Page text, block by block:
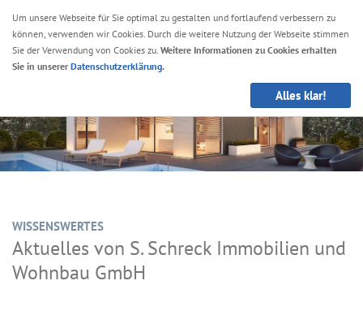
WISSENSWERTES
Aktuelles von S. Schreck Immobilien und
Wohnbau GmbH
Um unsere Webseite für Sie optimal zu gestalten und fortlaufend verbessern zu
können, verwenden wir Cookies. Durch die weitere Nutzung der Webseite stimmen
Sie der Verwendung von Cookies zu. Weitere Informationen zu Cookies erhalten
Sie in unserer Datenschutzerklärung.
Alles klar!